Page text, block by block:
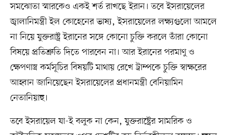
সমঝোতা স্মারকেও একই শর্ত রাখছে ইরান। তবে ইসরায়েলের
জ্বালানিমন্ত্রী ইল কোহেনের ভাষ্য, ইসরায়েলের লক্ষ্যগুলো আমলে
না নিয়ে যুক্তরাষ্ট্র ইরানের সঙ্গে কোনো চুক্তি করলে তাঁরা কোনো
বিষয়ে প্রতিশ্রুতি দিতে পারবেন না। আর ইরানের পরমাণু ও
ক্ষেপণাস্ত্র কর্মসূচির বিষয়টি মাথায় রেখে ট্রাম্পকে চুক্তি স্বাক্ষরের
আহ্বান জানিয়েছেন ইসরায়েলের প্রধানমন্ত্রী বেনিয়ামিন
নেতানিয়াহু।
তবে ইসরায়েল যা-ই বলুক না কেন, যুক্তরাষ্ট্রের সামরিক ও